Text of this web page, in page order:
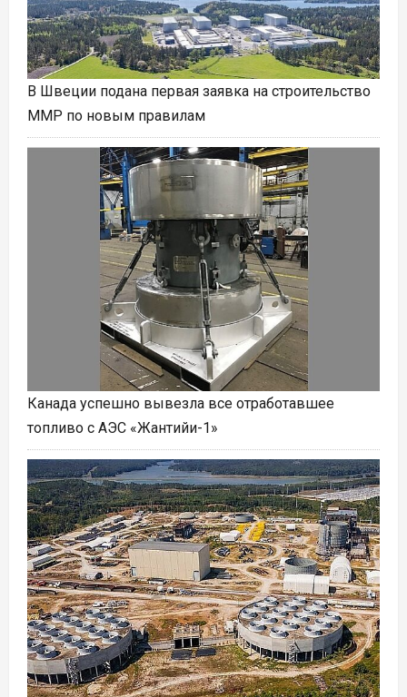
В Швеции подана первая заявка на строительство
ММР по новым правилам
Канада успешно вывезла все отработавшее
топливо с АЭС «Жантийи-1»